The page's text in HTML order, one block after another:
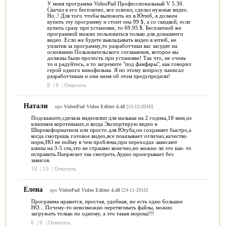
У меня программа VideoPad Профессиональный V 5.30.
Скачал я его бесплатно, все освоил, сделал нужные видео.
Но..! Для того чтобы выложить их в Ютюб, я должен
купить эту программу и стоит она 99 $, а со скидкой, если
купить сразу при установке, то 69.95 $. Бесплатной же
программой можно пользоваться только для домашнего
видео. Если же будете выкладывать видео в ютюб, не
уплатив за программу,то разработчики вас засудят на
основании Пользовательского соглашения, которое вы
должны были прочесть при установке! Так что, не очень
то и радуйтесь, а то загремите "под фанфары", как говорил
герой одного кинофильма. Я по этому вопросу написал
разработчикам и они меня об этом предупредили!
8
| 6 | Ответить
Натали про VideoPad Video Editor 4.48[15-12-2016]
Подскажите,сделала видеоклип для малыша на 2 годика,18 мин,из
клипиков коротеньких,и когда Экспортирую видео в
Широкоформатном или просто для Ютуба,он сохраняет быстро,а
когда смотришь готовое видео,все показывает отлично,качество
норм,НО не пойму в чем проблема,при переходах зависают
клипы на 3-5 сек,это не страшно конечно,но можно ли это как- то
исправить.Напрягает так смотреть.Аудио проигрывает без
зависов.
10
| 10 | Ответить
Елена про VideoPad Video Editor 4.48[24-11-2016]
Программа нравится, простая, удобная, но есть одно большое
НО... Почему-то невозможно перетягивать файлы, можно
загружать только по одному, а это такая морока!!!
6
| 6 | Ответить